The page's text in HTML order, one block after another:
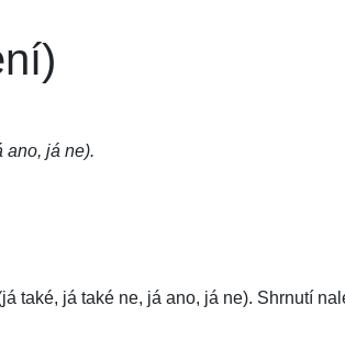
ano, já ne).
také, já také ne, já ano, já ne). Shrnutí